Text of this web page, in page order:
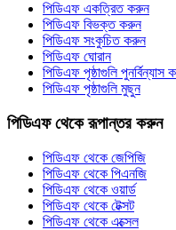
পিডিএফ একত্রিত করুন
পিডিএফ বিভক্ত করুন
পিডিএফ সংকুচিত করুন
পিডিএফ ঘোরান
পিডিএফ পৃষ্ঠাগুলি পুনর্বিন্যাস
পিডিএফ পৃষ্ঠাগুলি মুছুন
পিডিএফ থেকে রূপান্তর করুন
পিডিএফ থেকে জেপিজি
পিডিএফ থেকে পিএনজি
পিডিএফ থেকে ওয়ার্ড
পিডিএফ থেকে টেক্সট
পিডিএফ থেকে এক্সেল